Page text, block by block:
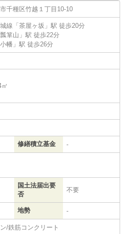
千種区竹越 １丁目10-10
線 「 茶屋ヶ坂 」駅 徒歩20分
瓢箪山 」駅 徒歩22分
小幡 」駅 徒歩26分
修繕積立基金 -
国土法届出要
否
不要
地勢 -
/鉄筋コンクリート